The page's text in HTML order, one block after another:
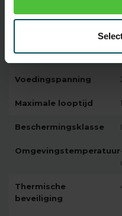
Voedingspanning
Maximale looptijd
Beschermingsklasse
Omgevingstemperatuur
Thermische
beveiliging